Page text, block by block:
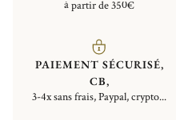
à partir de 350€
PAIEMENT SÉCURISÉ,
CB,
3-4x sans frais, Paypal, crypto...